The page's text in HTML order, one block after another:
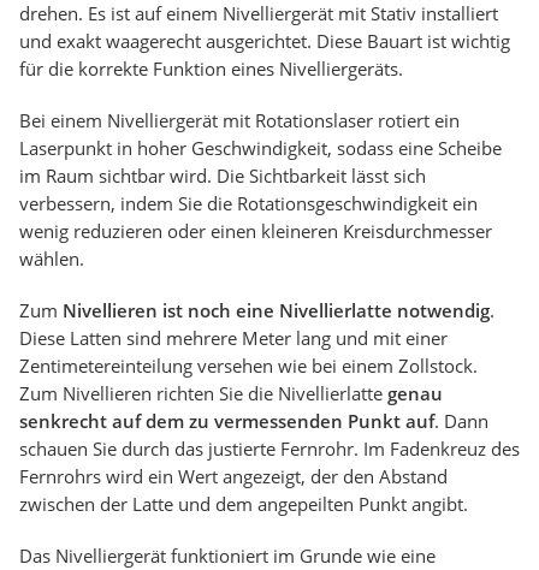
drehen. Es ist auf einem Nivelliergerät mit Stativ installiert
und exakt waagerecht ausgerichtet. Diese Bauart ist wichtig
für die korrekte Funktion eines Nivelliergeräts.
Bei einem Nivelliergerät mit Rotationslaser rotiert ein
Laserpunkt in hoher Geschwindigkeit, sodass eine Scheibe
im Raum sichtbar wird. Die Sichtbarkeit lässt sich
verbessern, indem Sie die Rotationsgeschwindigkeit ein
wenig reduzieren oder einen kleineren Kreisdurchmesser
wählen.
Zum Nivellieren ist noch eine Nivellierlatte notwendig.
Diese Latten sind mehrere Meter lang und mit einer
Zentimetereinteilung versehen wie bei einem Zollstock.
Zum Nivellieren richten Sie die Nivellierlatte genau
senkrecht auf dem zu vermessenden Punkt auf. Dann
schauen Sie durch das justierte Fernrohr. Im Fadenkreuz des
Fernrohrs wird ein Wert angezeigt, der den Abstand
zwischen der Latte und dem angepeilten Punkt angibt.
Das Nivelliergerät funktioniert im Grunde wie eine